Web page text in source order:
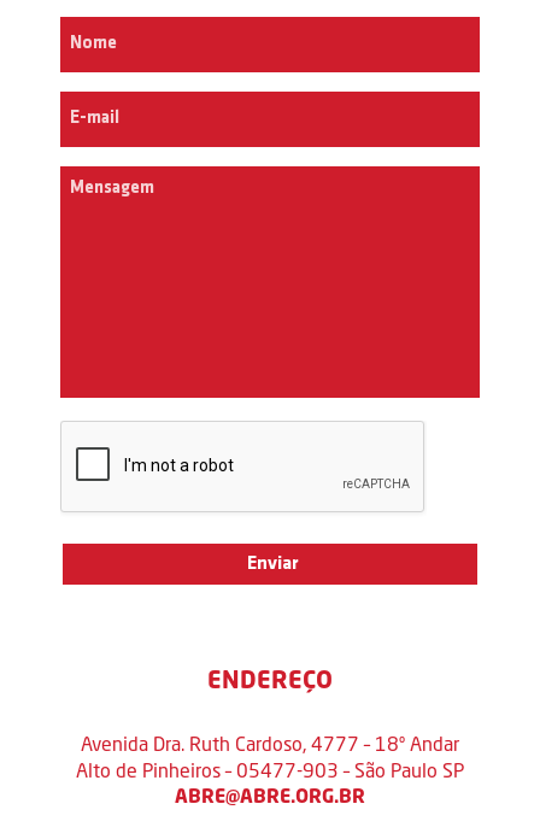
ENDEREÇO
Avenida Dra. Ruth Cardoso, 4777 – 18º Andar
Alto de Pinheiros – 05477-903 – São Paulo SP
ABRE@ABRE.ORG.BR